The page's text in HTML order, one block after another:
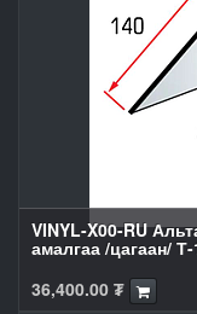
VINYL-X00-RU
амалгаа /цагаан/
36,400.00 ₮